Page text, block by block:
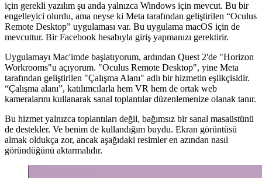
yeterince güçlü.
Mac'imi Quest 2'ye bağlamak için kablolu bir bağlantıya
güvenemiyorum, çünkü bu bağlantı üzerinden sinyal göndermek
için gerekli yazılım şu anda yalnızca Windows için mevcut. Bu bir
engelleyici olurdu, ama neyse ki Meta tarafından geliştirilen “Oculus
Remote Desktop” uygulaması var. Bu uygulama macOS için de
mevcuttur. Bir Facebook hesabıyla giriş yapmanızı gerektirir.
Uygulamayı Mac'imde başlatıyorum, ardından Quest 2'de "Horizon
Workrooms"u açıyorum. "Oculus Remote Desktop", yine Meta
tarafından geliştirilen "Çalışma Alanı" adlı bir hizmetin eşlikçisidir.
“Çalışma alanı”, katılımcılarla hem VR hem de ortak web
kameralarını kullanarak sanal toplantılar düzenlemenize olanak tanır.
Bu hizmet yalnızca toplantıları değil, bağımsız bir sanal masaüstünü
de destekler. Ve benim de kullandığım buydu. Ekran görüntüsü